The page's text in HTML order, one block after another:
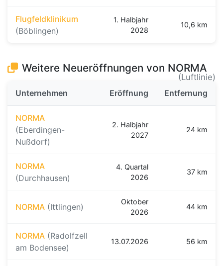
Flugfeldklinikum
(Böblingen)
1. Halbjahr
2028
10,6 km
Weitere Neueröffnungen von NORMA
(Luftlinie)
Unternehmen
Eröffnung Entfernung
NORMA
(Eberdingen-
Nußdorf)
2. Halbjahr
2027
24 km
NORMA
(Durchhausen)
4. Quartal
2026
37 km
NORMA (Ittlingen)
Oktober
2026
44 km
NORMA (Radolfzell
am Bodensee)
13.07.2026 56 km